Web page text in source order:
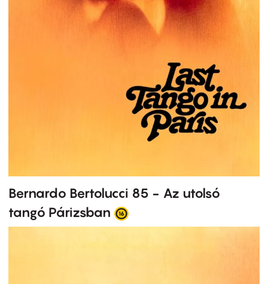
Bernardo Bertolucci 85 - Az utolsó
tangó Párizsban